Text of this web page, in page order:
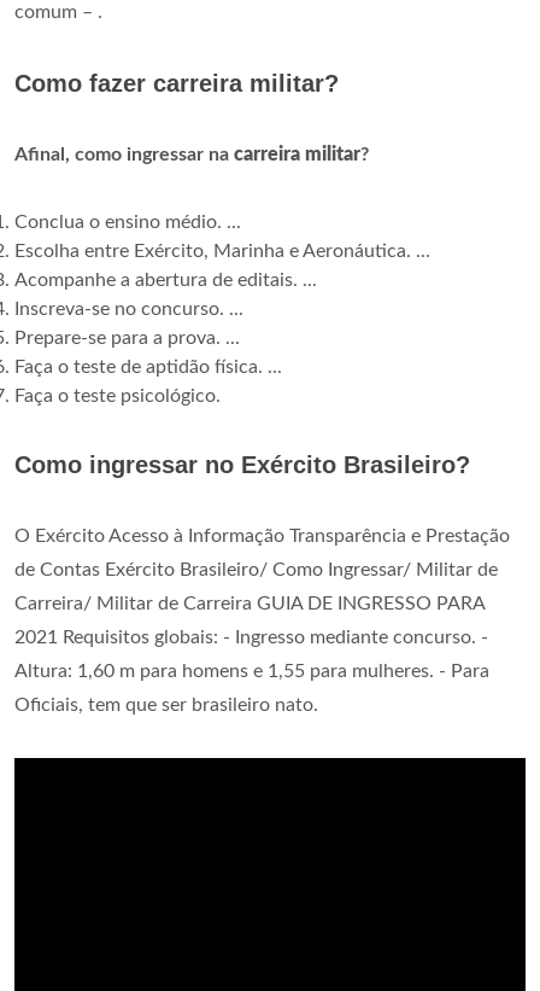
comum – .
Como fazer carreira militar?
Afinal, como ingressar na carreira militar?
Conclua o ensino médio. ...
Escolha entre Exército, Marinha e Aeronáutica. ...
Acompanhe a abertura de editais. ...
Inscreva-se no concurso. ...
Prepare-se para a prova. ...
Faça o teste de aptidão física. ...
Faça o teste psicológico.
Como ingressar no Exército Brasileiro?
O Exército Acesso à Informação Transparência e Prestação
de Contas Exército Brasileiro/ Como Ingressar/ Militar de
Carreira/ Militar de Carreira GUIA DE INGRESSO PARA
2021 Requisitos globais: - Ingresso mediante concurso. -
Altura: 1,60 m para homens e 1,55 para mulheres. - Para
Oficiais, tem que ser brasileiro nato.